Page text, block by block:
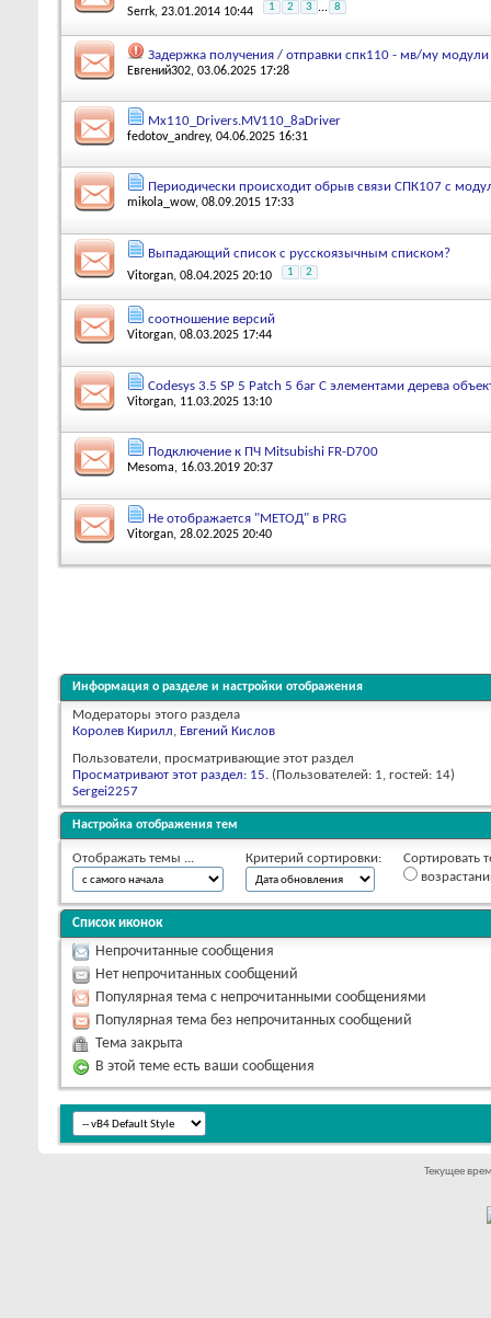
Serrk, 23.01.2014 10:44 1 2 3 ... 8
Задержка получения / отправки спк110 - мв/му модули
Евгений302, 03.06.2025 17:28
Mx110_Drivers.MV110_8aDriver
fedotov_andrey, 04.06.2025 16:31
Периодически происходит обрыв связи СПК107 с
mikola_wow, 08.09.2015 17:33
Выпадающий список с русскоязычным списком?
Vitorgan, 08.04.2025 20:10 1 2
соотношение версий
Vitorgan, 08.03.2025 17:44
Codesys 3.5 SP 5 Patch 5 баг С элементами дерева
Vitorgan, 11.03.2025 13:10
Подключение к ПЧ Mitsubishi FR-D700
Mesoma, 16.03.2019 20:37
Не отображается "МЕТОД" в PRG
Vitorgan, 28.02.2025 20:40
Информация о разделе и настройки отображения
Модераторы этого раздела
Королев Кирилл, Евгений Кислов
Пользователи, просматривающие этот раздел
Просматривают этот раздел: 15. (Пользователей: 1, гостей: 14)
Sergei2257
Настройка отображения тем
Отображать темы ... Критерий сортировки:
Сортировать
Список иконок
Непрочитанные сообщения
Нет непрочитанных сообщений
Популярная тема с непрочитанными сообщениями
Популярная тема без непрочитанных сообщений
Тема закрыта
В этой теме есть ваши сообщения
Текущее